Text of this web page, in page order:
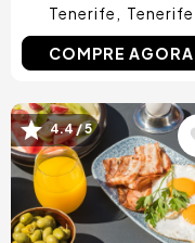
Tenerife Tenerife
COMPRE AGORA
Imagem
4.4 / 5